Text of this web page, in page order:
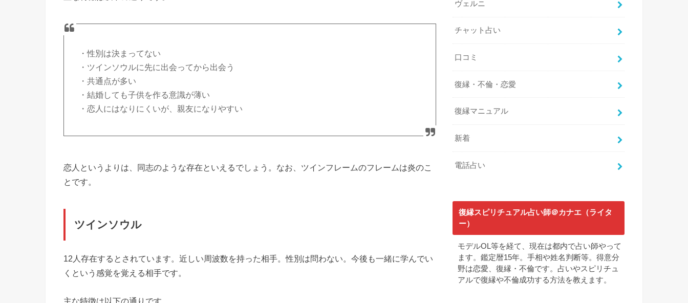
・性別は決まってない
・ツインソウルに先に出会ってから出会う
・共通点が多い
・結婚しても子供を作る意識が薄い
・恋人にはなりにくいが、親友になりやすい
恋人というよりは、同志のような存在といえるでしょう。なお、ツインフレームのフレームは炎のこ
とです。
ツインソウル
12人存在するとされています。近しい周波数を持った相手。性別は問わない。今後も一緒に学んでい
くという感覚を覚える相手です。
主な特徴は以下の通りです。
ヴェルニ
チャット占い
口コミ
復縁・不倫・恋愛
復縁マニュアル
新着
電話占い
復縁スピリチュアル占い師＠カナエ（ライタ
ー）
モデルOL等を経て、現在は都内で占い師やって
ます。鑑定暦15年。手相や姓名判断等。得意分
野は恋愛、復縁・不倫です。占いやスピリチュ
アルで復縁や不倫成功する方法を教えます。